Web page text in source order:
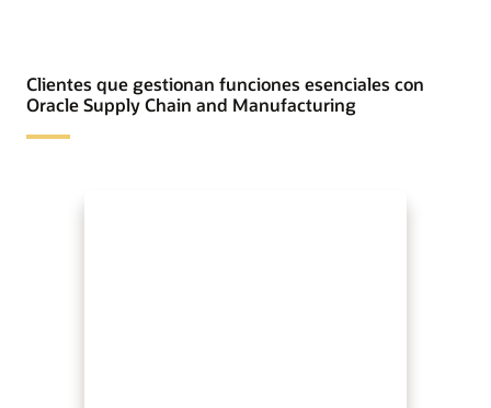
Clientes que gestionan funciones esenciales con
Oracle Supply Chain and Manufacturing